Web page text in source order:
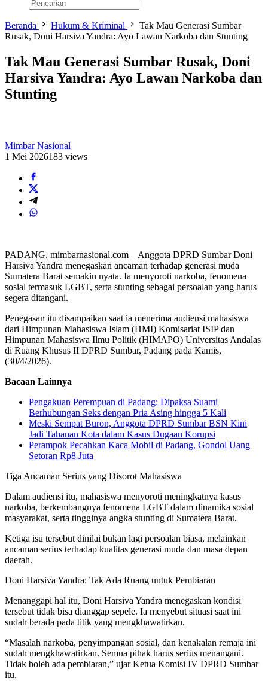
Beranda Hukum & Kriminal
Tak Mau Generasi Sumbar
Rusak, Doni Harsiva Yandra: Ayo Lawan Narkoba dan Stunting
Tak Mau Generasi Sumbar Rusak, Doni
Harsiva Yandra: Ayo Lawan Narkoba dan
Stunting
Mimbar Nasional
1 Mei 2026183 views
PADANG, mimbarnasional.com – Anggota DPRD Sumbar Doni
Harsiva Yandra menegaskan ancaman terhadap generasi muda
Sumatera Barat semakin nyata. Ia menyoroti narkoba, fenomena
sosial termasuk LGBT, serta stunting sebagai persoalan yang harus
segera ditangani.
Penegasan itu disampaikan saat ia menerima audiensi mahasiswa
dari Himpunan Mahasiswa Islam (HMI) Komisariat ISIP dan
Himpunan Mahasiswa Ilmu Politik (HIMAPO) Universitas Andalas
di Ruang Khusus II DPRD Sumbar, Padang pada Kamis,
(30/4/2026).
Bacaan Lainnya
Pengakuan Perempuan di Padang: Dipaksa Suami
Berhubungan Seks dengan Pria Asing hingga 5 Kali
Meski Sempat Buron, Anggota DPRD Sumbar BSN Kini
Jadi Tahanan Kota dalam Kasus Dugaan Korupsi
Perampok Pecahkan Kaca Mobil di Padang, Gondol Uang
Setoran Rp8 Juta
Tiga Ancaman Serius yang Disorot Mahasiswa
Dalam audiensi itu, mahasiswa menyoroti meningkatnya kasus
narkoba, berkembangnya fenomena LGBT dalam dinamika sosial
masyarakat, serta tingginya angka stunting di Sumatera Barat.
Ketiga isu tersebut dinilai bukan lagi persoalan biasa, melainkan
ancaman serius terhadap kualitas generasi muda dan masa depan
daerah.
Doni Harsiva Yandra: Tak Ada Ruang untuk Pembiaran
Menanggapi hal itu, Doni Harsiva Yandra menegaskan kondisi
tersebut tidak bisa dianggap sepele. Ia menyebut situasi saat ini
sudah berada pada titik yang mengkhawatirkan.
“Masalah narkoba, penyimpangan sosial, dan kenakalan remaja ini
sudah mengkhawatirkan. Semua pihak harus serius menangani.
Tidak boleh ada pembiaran,” ujar Ketua Komisi IV DPRD Sumbar
itu.